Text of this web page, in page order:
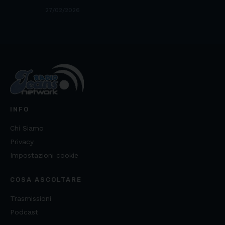
INFO
Chi Siamo
Privacy
Impostazioni cookie
COSA ASCOLTARE
Trasmissioni
Podcast